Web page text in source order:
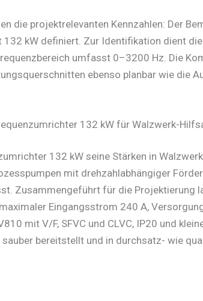
die projektrelevanten Kennzahlen: Der
kW definiert. Zur Identifikation dient
umfasst 0–3200 Hz. Die
ebenso planbar wie die
132 kW für Walzwerk-
132 kW seine Stärken in
mit drehzahlabhängiger
Zusammengeführt für die Projektierung
Eingangsstrom 240 A,
mit V/F, SFVC und CLVC, IP20 und
bereitstellt und in durchsatz- wie